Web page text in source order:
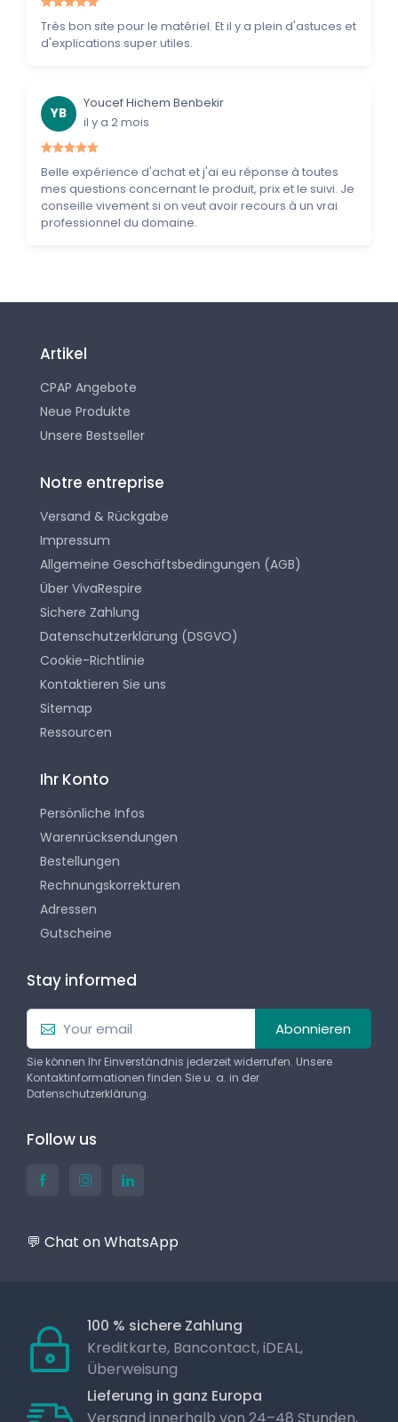
Très bon site pour le matériel. Et il y a plein d'astuces et
d'explications super utiles.
YB
Youcef Hichem Benbekir
il y a 2 mois
Belle expérience d'achat et j'ai eu réponse à toutes
mes questions concernant le produit, prix et le suivi. Je
conseille vivement si on veut avoir recours à un vrai
professionnel du domaine.
Artikel
CPAP Angebote
Neue Produkte
Unsere Bestseller
Notre entreprise
Versand & Rückgabe
Impressum
Allgemeine Geschäftsbedingungen (AGB)
Über VivaRespire
Sichere Zahlung
Datenschutzerklärung (DSGVO)
Cookie-Richtlinie
Kontaktieren Sie uns
Sitemap
Ressourcen
Ihr Konto
Persönliche Infos
Warenrücksendungen
Bestellungen
Rechnungskorrekturen
Adressen
Gutscheine
Stay informed
Abonnieren
Sie können Ihr Einverständnis jederzeit widerrufen. Unsere
Kontaktinformationen finden Sie u. a. in der
Datenschutzerklärung.
Follow us
💬 Chat on WhatsApp
100 % sichere Zahlung
Kreditkarte, Bancontact, iDEAL,
Überweisung
Lieferung in ganz Europa